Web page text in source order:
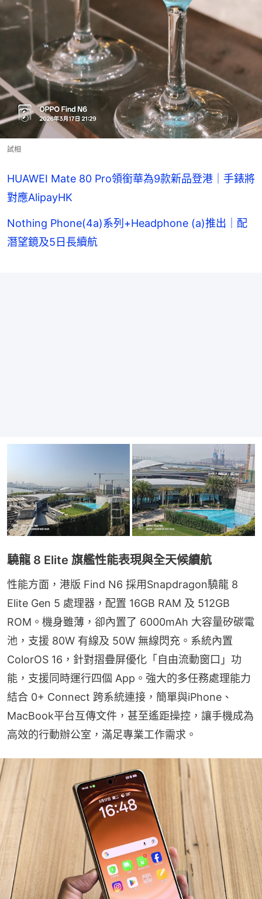
試相
HUAWEI Mate 80 Pro領銜華為9款新品登港｜手錶將
對應AlipayHK
Nothing Phone(4a)系列+Headphone (a)推出｜配
潛望鏡及5日長續航
驍龍 8 Elite 旗艦性能表現與全天候續航
性能方面，港版 Find N6 採用Snapdragon驍龍 8
Elite Gen 5 處理器，配置 16GB RAM 及 512GB
ROM。機身雖薄，卻內置了 6000mAh 大容量矽碳電
池，支援 80W 有線及 50W 無線閃充。系統內置
ColorOS 16，針對摺疊屏優化「自由流動窗口」功
能，支援同時運行四個 App。強大的多任務處理能力
結合 0+ Connect 跨系統連接，簡單與iPhone、
MacBook平台互傳文件，甚至遙距操控，讓手機成為
高效的行動辦公室，滿足專業工作需求。